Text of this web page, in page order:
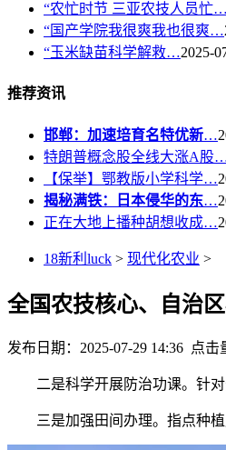
“农忙时节 三亚农技人员忙…
“国产学院我很爽我也很爽…
“玉米缺苗科学解救…2025-
推荐资讯
邯郸：加速培育名特优新…
特朗普概念股全线大涨A股
【保举】鄂教版小学科学…
揭秘满铁：日本侵华的东…
正在大地上播种胡想收成…
18新利luck > 现代化农业 >
全国农技核心、自治
发布日期：2025-07-29 14:36 点击
二是科学开展防治功课。针对
三是加强田间办理。指点种植